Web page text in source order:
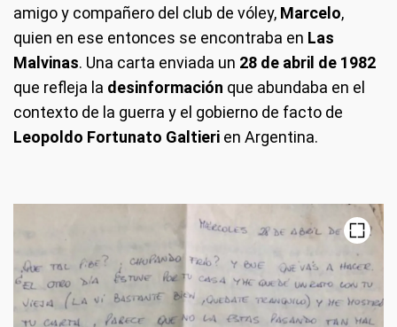
amigo y compañero del club de vóley, Marcelo,
quien en ese entonces se encontraba en Las
Malvinas. Una carta enviada un 28 de abril de 1982
que refleja la desinformación que abundaba en el
contexto de la guerra y el gobierno de facto de
Leopoldo Fortunato Galtieri en Argentina.